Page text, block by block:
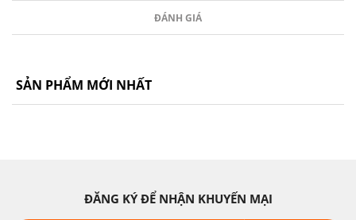
ĐÁNH GIÁ
SẢN PHẨM MỚI NHẤT
ĐĂNG KÝ ĐỂ NHẬN KHUYẾN MẠI